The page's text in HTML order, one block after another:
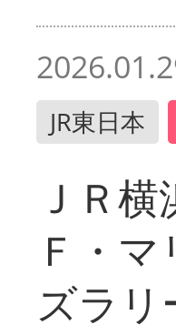
JR東日本
ＪＲ
Ｆ・
ズラリ